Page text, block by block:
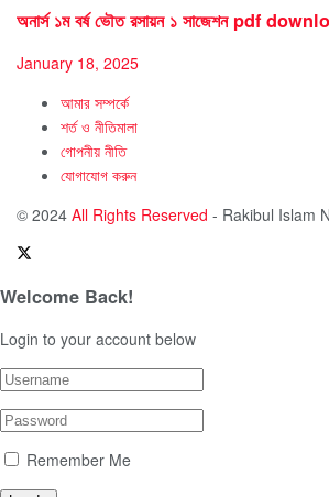
অনার্স ১ম বর্ষ ভৌত রসায়ন ১ সাজেশন pdf
January 18, 2025
আমার সম্পর্কে
শর্ত ও নীতিমালা
গোপনীয় নীতি
যোগাযোগ করুন
© 2024 All Rights Reserved - Rakibul Islam
Welcome Back!
Login to your account below
Remember Me